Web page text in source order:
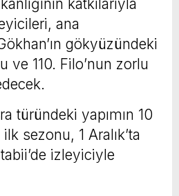
katkılarıyla
ana
gökyüzündeki
ve 110. Filo’nun zorlu
türündeki yapımın 10
sezonu, 1 Aralık’ta
izleyiciyle